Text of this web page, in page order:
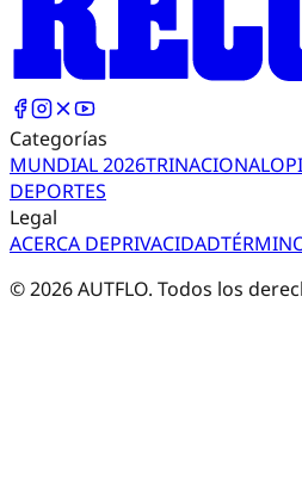
Categorías
MUNDIAL 2026TRINACIONAL
DEPORTES
Legal
ACERCA DEPRIVACIDAD
©2026AUTFLO. Todos los